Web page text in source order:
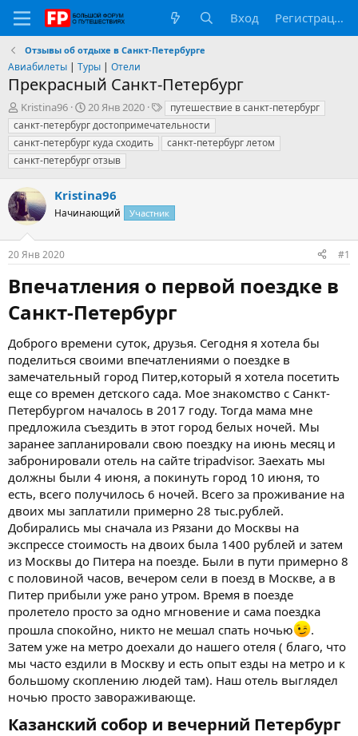
Вход Регистрация
Отзывы об отдыхе в Санкт-Петербурге
Авиабилеты | Туры | Отели
Прекрасный Санкт-Петербург
А
в
т
о
р
е
м
ы
Kristina96
Д
а
т
а
н
ч
л
20 Янв 2020
Т
е
г
и
путешествие в санкт-петербург
санкт-петербург достопримечательности
санкт-петербург куда сходить
санкт-петербург летом
санкт-петербург отзыв
Kristina96
Начинающий Участник
20 Янв 2020 #1
Впечатления о первой поездке в
Санкт-Петербург​
Доброго времени суток, друзья. Сегодня я хотела бы
поделиться своими впечатлениями о поездке в
замечательный город Питер,который я хотела посетить
еще со времен детского сада. Мое знакомство с Санкт-
Петербургом началось в 2017 году. Тогда мама мне
предложила съездить в этот город белых ночей. Мы
заранее запланировали свою поездку на июнь месяц и
забронировали отель на сайте tripadvisor. Заехать мы
должны были 4 июня, а покинуть город 10 июня, то
есть, всего получилось 6 ночей. Всего за проживание на
двоих мы заплатили примерно 28 тыс.рублей.
Добирались мы сначала из Рязани до Москвы на
экспрессе стоимость на двоих была 1400 рублей и затем
из Москвы до Питера на поезде. Были в пути примерно 8
с половиной часов, вечером сели в поезд в Москве, а в
Питер прибыли уже рано утром. Время в поезде
пролетело просто за одно мгновение и сама поездка
прошла спокойно, никто не мешал спать ночью
.
Затем уже на метро доехали до нашего отеля ( благо, что
мы часто ездили в Москву и есть опыт езды на метро и к
большому скоплению людей там). Наш отель выглядел
ночью просто завораживающе.
Казанский собор и вечерний Петербург​